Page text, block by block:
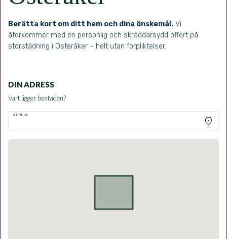
Berätta kort om ditt hem och dina önskemål. Vi
återkommer med en personlig och skräddarsydd offert på
storstädning i Österåker – helt utan förpliktelser.
DIN ADRESS
Vart ligger bostaden?
ADRESS
location_on